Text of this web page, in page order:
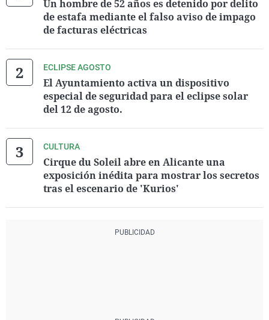
Un hombre de 52 años es detenido por delito
de estafa mediante el falso aviso de impago
de facturas eléctricas
ECLIPSE AGOSTO
El Ayuntamiento activa un dispositivo
especial de seguridad para el eclipse solar
del 12 de agosto.
CULTURA
Cirque du Soleil abre en Alicante una
exposición inédita para mostrar los secretos
tras el escenario de 'Kurios'